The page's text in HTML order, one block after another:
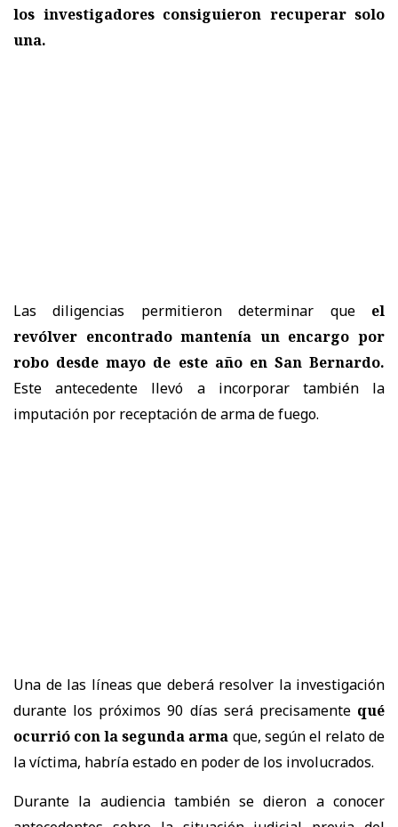
los investigadores consiguieron recuperar solo
una.
Las diligencias permitieron determinar que el
revólver encontrado mantenía un encargo por
robo desde mayo de este año en San Bernardo.
Este antecedente llevó a incorporar también la
imputación por receptación de arma de fuego.
Una de las líneas que deberá resolver la investigación
durante los próximos 90 días será precisamentequé
ocurrió con la segunda arma que, según el relato de
la víctima, habría estado en poder de los involucrados.
Durante la audiencia también se dieron a conocer